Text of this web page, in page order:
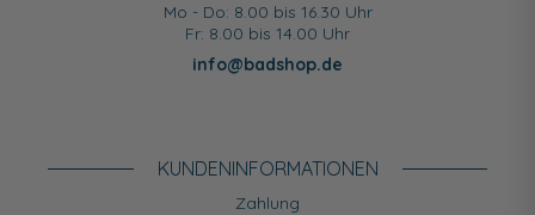
Mo - Do: 8.00 bis 16.30 Uhr
Fr: 8.00 bis 14.00 Uhr
info@badshop.de
KUNDEN­INFORMATIONEN
Zahlung